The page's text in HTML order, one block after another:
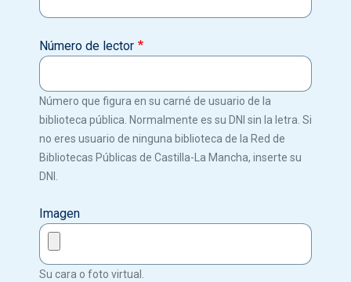
Número de lector
Número que figura en su carné de usuario de la
biblioteca pública. Normalmente es su DNI sin la letra. Si
no eres usuario de ninguna biblioteca de la Red de
Bibliotecas Públicas de Castilla-La Mancha, inserte su
DNI.
Imagen
Su cara o foto virtual.